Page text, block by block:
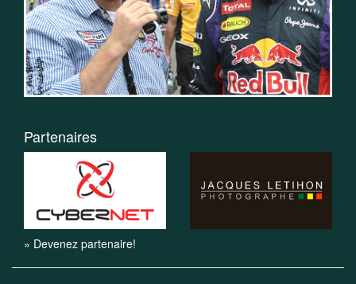
Partenaires
» Devenez partenaire!